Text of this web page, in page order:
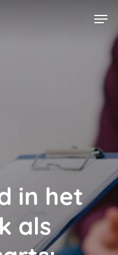
in het
als